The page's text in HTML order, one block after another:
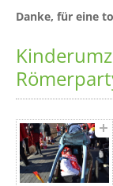
Danke, für eine